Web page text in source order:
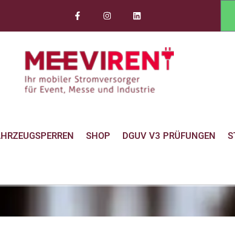
SHOP DGUV V3 PRÜFUNGEN